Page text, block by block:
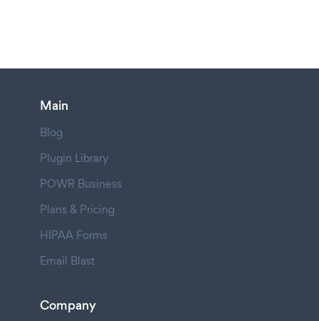
Main
Blog
Plugin Library
POWR Business
Plans & Pricing
HIPAA Forms
Email Blast
Company